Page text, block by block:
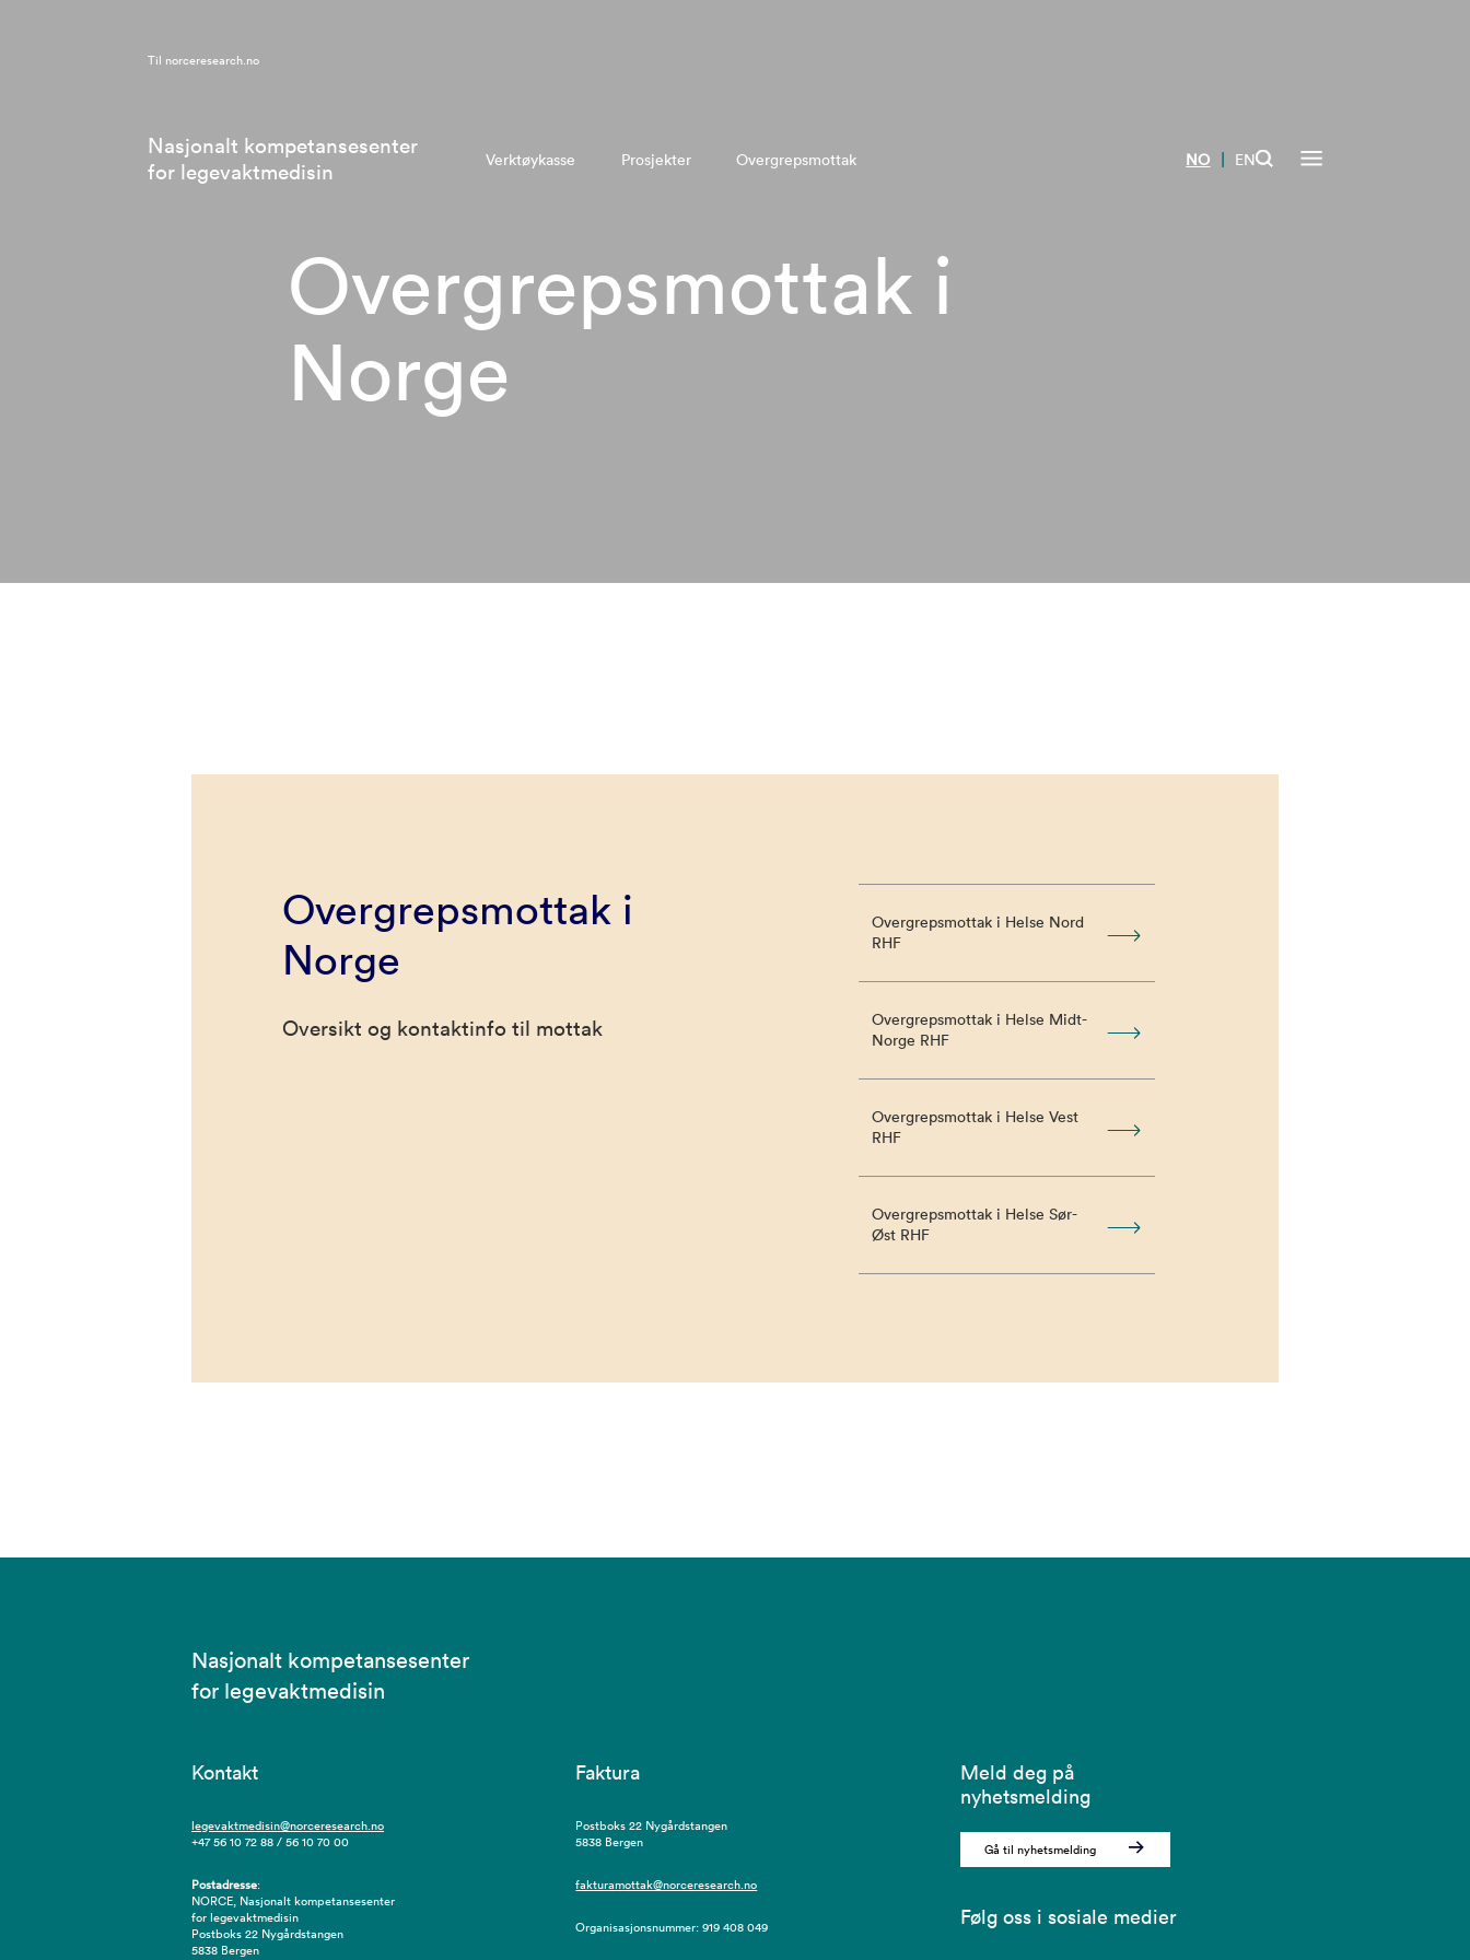
Til norceresearch.no
Nasjonalt kompetansesenter
for legevaktmedisin
Verktøykasse Prosjekter Overgrepsmottak NO | EN
Overgrepsmottak i
Norge
Overgrepsmottak i
Norge
Oversikt og kontaktinfo til mottak
Overgrepsmottak i Helse Nord
RHF
Overgrepsmottak i Helse Midt-
Norge RHF
Overgrepsmottak i Helse Vest
RHF
Overgrepsmottak i Helse Sør-
Øst RHF
Nasjonalt kompetansesenter
for legevaktmedisin
Kontakt
legevaktmedisin@norceresearch.no
+47 56 10 72 88 / 56 10 70 00
Postadresse:
NORCE, Nasjonalt kompetansesenter
for legevaktmedisin
Postboks 22 Nygårdstangen
5838 Bergen
Faktura
Postboks 22 Nygårdstangen
5838 Bergen
fakturamottak@norceresearch.no
Organisasjonsnummer: 919 408 049
Meld deg på
nyhetsmelding
Gå til nyhetsmelding
Følg oss i sosiale medier